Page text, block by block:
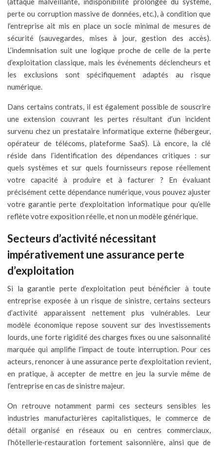
perte ou corruption massive de données, etc.), à condition que
l’entreprise ait mis en place un socle minimal de mesures de
sécurité (sauvegardes, mises à jour, gestion des accès).
L’indemnisation suit une logique proche de celle de la perte
d’exploitation classique, mais les événements déclencheurs et
les exclusions sont spécifiquement adaptés au risque
numérique.
Dans certains contrats, il est également possible de souscrire
une extension couvrant les pertes résultant d’un incident
survenu chez un prestataire informatique externe (hébergeur,
opérateur de télécoms, plateforme SaaS). Là encore, la clé
réside dans l’identification des dépendances critiques : sur
quels systèmes et sur quels fournisseurs repose réellement
votre capacité à produire et à facturer ? En évaluant
précisément cette dépendance numérique, vous pouvez ajuster
votre garantie perte d’exploitation informatique pour qu’elle
reflète votre exposition réelle, et non un modèle générique.
Secteurs d’activité nécessitant
impérativement une assurance perte
d’exploitation
Si la garantie perte d’exploitation peut bénéficier à toute
entreprise exposée à un risque de sinistre, certains secteurs
d’activité apparaissent nettement plus vulnérables. Leur
modèle économique repose souvent sur des investissements
lourds, une forte rigidité des charges fixes ou une saisonnalité
marquée qui amplifie l’impact de toute interruption. Pour ces
acteurs, renoncer à une assurance perte d’exploitation revient,
en pratique, à accepter de mettre en jeu la survie même de
l’entreprise en cas de sinistre majeur.
On retrouve notamment parmi ces secteurs sensibles les
industries manufacturières capitalistiques, le commerce de
détail organisé en réseaux ou en centres commerciaux,
l’hôtellerie‑restauration fortement saisonnière, ainsi que de